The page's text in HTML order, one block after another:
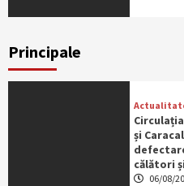
Principale
și
călători
06/08/